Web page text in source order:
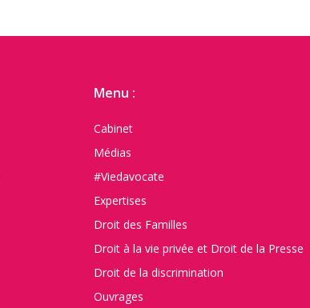
Menu :
Cabinet
Médias
#Viedavocate
Expertises
Droit des Familles
Droit à la vie privée et Droit de la Presse
Droit de la discrimination
Ouvrages